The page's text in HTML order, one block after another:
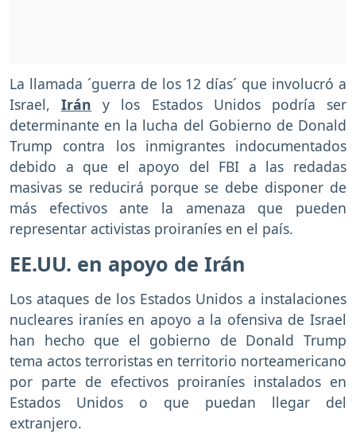
La llamada ´guerra de los 12 días´ que involucró a
Israel,Irán y los Estados Unidos podría ser
determinante en la lucha del Gobierno de Donald
Trump contra los inmigrantes indocumentados
debido a que el apoyo del FBI a las redadas
masivas se reducirá porque se debe disponer de
más efectivos ante la amenaza que pueden
representar activistas proiraníes en el país.
EE.UU. en apoyo de Irán
Los ataques de los Estados Unidos a instalaciones
nucleares iraníes en apoyo a la ofensiva de Israel
han hecho que el gobierno de Donald Trump
tema actos terroristas en territorio norteamericano
por parte de efectivos proiraníes instalados en
Estados Unidos o que puedan llegar del
extranjero.